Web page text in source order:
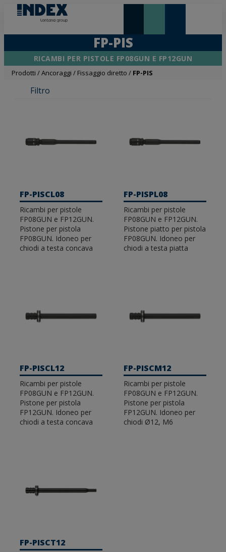
FP-PIS
RICAMBI PER PISTOLE FP08GUN E FP12GUN
Prodotti /Ancoraggi / Fissaggio diretto / FP-PIS
Filtro
FP-PISCL08
Ricambi per pistole
FP08GUN e FP12GUN.
Pistone per pistola
FP08GUN. Idoneo per
chiodi a testa concava
FP-PISPL08
Ricambi per pistole
FP08GUN e FP12GUN.
Pistone piatto per pistola
FP08GUN. Idoneo per
chiodi a testa piatta
FP-PISCL12
Ricambi per pistole
FP08GUN e FP12GUN.
Pistone per pistola
FP12GUN. Idoneo per
chiodi a testa concava
FP-PISCM12
Ricambi per pistole
FP08GUN e FP12GUN.
Pistone per pistola
FP12GUN. Idoneo per
chiodi Ø12, M6
FP-PISCT12